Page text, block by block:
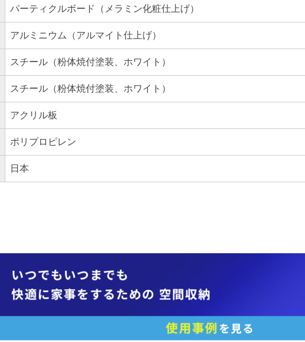
パーティクルボード（メラミン化粧仕上げ）
アルミニウム（アルマイト仕上げ）
スチール（粉体焼付塗装、ホワイト）
スチール（粉体焼付塗装、ホワイト）
アクリル板
ポリプロピレン
日本